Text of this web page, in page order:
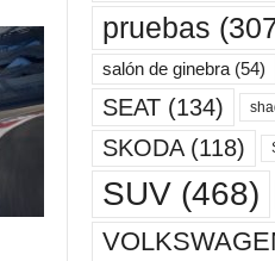
pruebas
salón de ginebra(54)
SEAT(134)
SKODA(118)
SUV(468)